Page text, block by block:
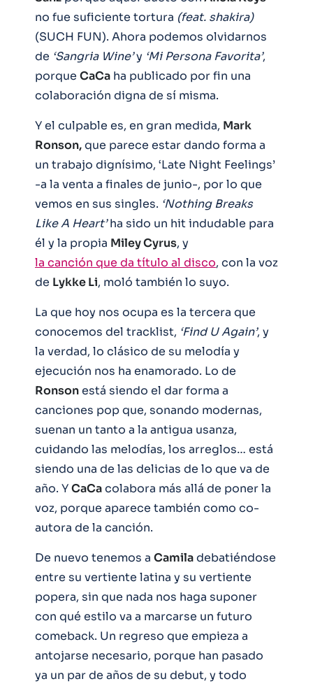
no fue suficiente tortura (feat. shakira)
(SUCH FUN). Ahora podemos olvidarnos
de ‘Sangria Wine’y ‘Mi Persona Favorita’,
porque CaCa ha publicado por fin una
colaboración digna de sí misma.
Y el culpable es, en gran medida, Mark
Ronson,que parece estar dando forma a
un trabajo dignísimo, ‘Late Night Feelings’
-a la venta a finales de junio-, por lo que
vemos en sus singles. ‘Nothing Breaks
Like A Heart’ha sido un hit indudable para
él y la propia Miley Cyrus, y
la canción que da título al disco, con la voz
de Lykke Li, moló también lo suyo.
La que hoy nos ocupa es la tercera que
conocemos del tracklist, ‘Find U Again’, y
la verdad, lo clásico de su melodía y
ejecución nos ha enamorado. Lo de
Ronsonestá siendo el dar forma a
canciones pop que, sonando modernas,
suenan un tanto a la antigua usanza,
cuidando las melodías, los arreglos… está
siendo una de las delicias de lo que va de
año. YCaCacolabora más allá de poner la
voz, porque aparece también como co-
autora de la canción.
De nuevo tenemos a Camiladebatiéndose
entre su vertiente latina y su vertiente
popera, sin que nada nos haga suponer
con qué estilo va a marcarse un futuro
comeback. Un regreso que empieza a
antojarse necesario, porque han pasado
ya un par de años de su debut, y todo